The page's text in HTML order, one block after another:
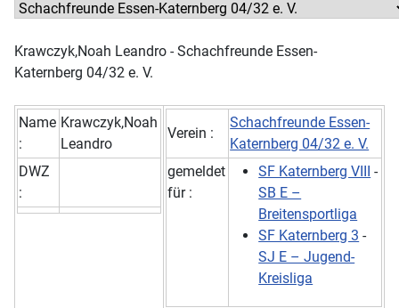
Krawczyk,Noah Leandro - Schachfreunde Essen-
Katernberg 04/32 e. V.
Name
:
Krawczyk,Noah
Leandro
DWZ
:
Verein :
Schachfreunde Essen-
Katernberg 04/32 e. V.
gemeldet
für :
SF Katernberg VIII
-
SB E –
Breitensportliga
SF Katernberg 3 -
SJ E – Jugend-
Kreisliga